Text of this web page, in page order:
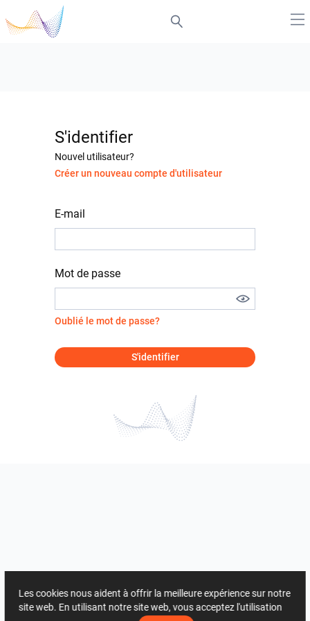
S'identifier
Nouvel utilisateur?
Créer un nouveau compte d'utilisateur
E-mail
Mot de passe
Oublié le mot de passe?
S'identifier
Les cookies nous aident à offrir la meilleure expérience sur notre
site web. En utilisant notre site web, vous acceptez l'utilisation